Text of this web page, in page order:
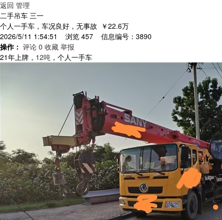
返回 管理
二手吊车 三一
个人一手车，车况良好，无事故 ￥22.6万
2026/5/11 1:54:51 浏览 457 信息编号：3890
操作： 评论 0 收藏 举报
21年上牌， 12吨 ，个人一手车